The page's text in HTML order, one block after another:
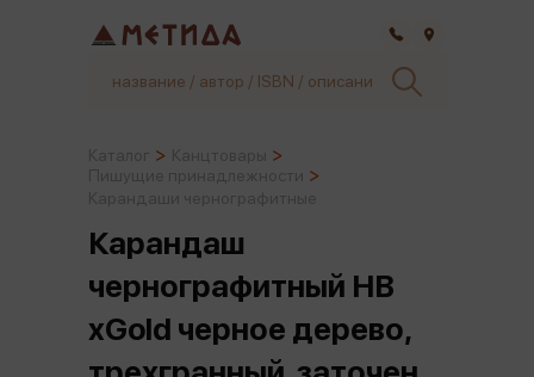
Карандаш
чернографитный HB
xGold черное дерево,